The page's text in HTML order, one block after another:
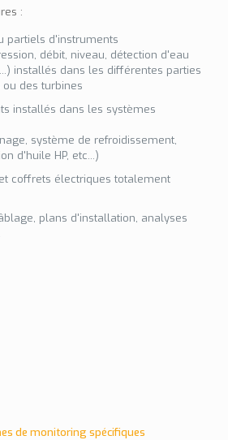
:
partiels d'instruments
débit, niveau, détection d'eau
installés dans les différentes parties
des turbines
installés dans les systèmes
système de refroidissement,
d'huile HP, etc...)
coffrets électriques totalement
plans d'installation, analyses
de monitoring spécifiques